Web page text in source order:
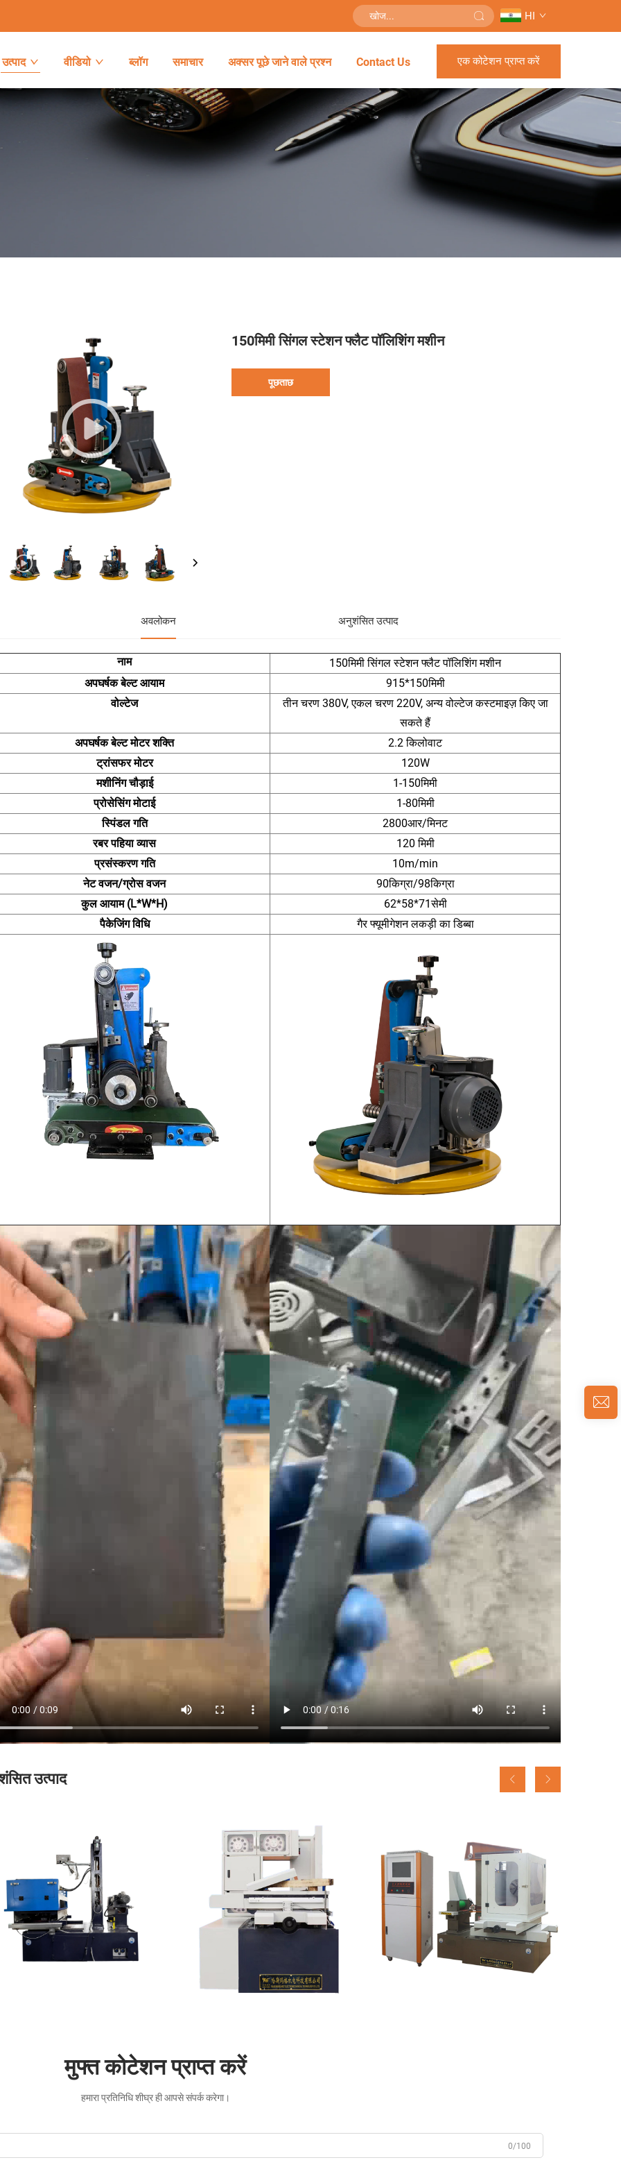
HI
उत्पाद वीडियो ब्लॉग समाचार अक्सर पूछे जाने वाले प्रश्न Contact Us एक कोटेशन प्राप्त करें
150मिमी सिंगल स्टेशन फ्लैट पॉलिशिंग मशीन
पूछताछ
अवलोकन अनुशंसित उत्पाद
नाम
150मिमी सिंगल स्टेशन फ्लैट पॉलिशिंग मशीन
अपघर्षक बेल्ट आयाम
915*150मिमी
वोल्टेज
तीन चरण 380V, एकल चरण 220V, अन्य वोल्टेज कस्टमाइज़ किए जा
सकते हैं
अपघर्षक बेल्ट मोटर शक्ति
2.2 किलोवाट
ट्रांसफर मोटर
120W
मशीनिंग चौड़ाई
1-150मिमी
प्रोसेसिंग मोटाई
1-80मिमी
स्पिंडल गति
2800आर/मिनट
रबर पहिया व्यास
120 मिमी
प्रसंस्करण गति
10m/min
नेट वजन/ग्रोस वजन
90किग्रा/98किग्रा
कुल आयाम (L*W*H)
62*58*71सेमी
पैकेजिंग विधि
गैर फ्यूमीगेशन लकड़ी का डिब्बा
उत्पाद
मुफ्त कोटेशन प्राप्त करें
हमारा प्रतिनिधि शीघ्र ही आपसे संपर्क करेगा।
0/100